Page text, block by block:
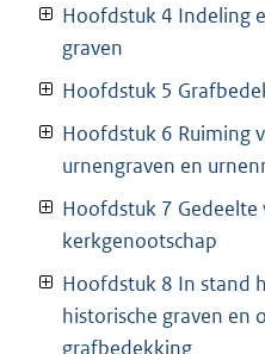
Hoofdstuk 4 Indeling
graven
Hoofdstuk 5
Hoofdstuk 6 Ruiming
urnengraven en
Hoofdstuk 7 Gedeelte
kerkgenootschap
Hoofdstuk 8 In stand
historische graven en
grafbedekking